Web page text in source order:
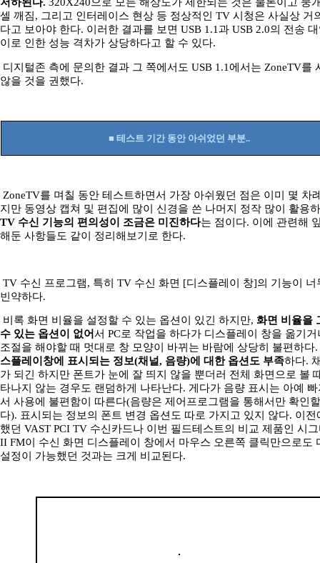
셀 깨짐, 그리고 인터레이스 현상 등 정상적인 TV 시청은 사실상 거
다고 보아야 한다. 이러한 결과를 보면 USB 1.1과 USB 2.0의 전송
이로 인한 성능 격차가 상당하다고 할 수 있다.
디지털존 측에 문의한 결과 그 쪽에서도 USB 1.1에서는 ZoneTV를
않을 것을 권했다.
■ 테스트 기간 동안 아쉬었던 부분..
ZoneTV를 며칠 동안 테스트하면서 가장 아쉬웠던 점은 이미 몇 차
지만 동영상 캡쳐 및 편집에 많이 신경을 쓴 나머지 정작 많이 활용
TV 수신 기능의 편의성이 조금은 미진하다는 점이다. 이에 관련해
해둔 사항들도 같이 정리해보기로 한다.
TV 수신 프로그램, 특히 TV 수신 화면 [디스플레이 창]의 기능이 너
빈약하다.
비록 화면 비율을 설정할 수 있는 옵션이 있긴 하지만, 화면 비율을
수 있는 옵션이 없어서 PC로 작업을 하다가 디스플레이 창을 옮기거
조절을 해야할 때 멋대로 창 모양이 바뀌는 바람에 상당히 불편하다
스플레이창에 표시되는 정보(채널, 음량)에 대한 옵션도 부족하다.
가 되긴 하지만 폰트가 눈에 잘 띄지 않을 뿐더러 전체 화면으로 볼
타나지 않는 경우도 랜덤하게 나타난다. 게다가 음량 표시는 아예
서 사용에 불편함이 따른다(음량은 제어프로그램을 통해서만 확인
다). 표시되는 정보의 폰트 변경 옵션도 따로 가지고 있지 않다. 이전
했던 VAST PCI TV 수신카드나 이번 필드테스트의 비교 제품인 시
II FM이 수신 화면 디스플레이 창에서 마우스 오른쪽 클릭만으로도
설정이 가능했던 것과는 크게 비교된다.